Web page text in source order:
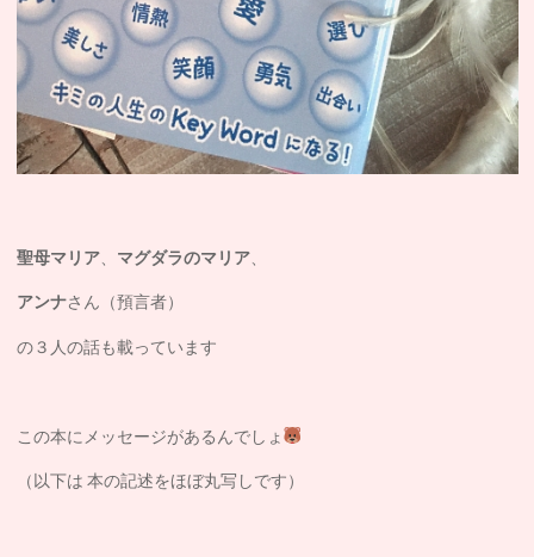
聖母マリア、 マグダラのマリア、
アンナさん（預言者）
の３人の話も載っています
この本にメッセージがあるんでしょ
（以下は 本の記述をほぼ丸写しです）